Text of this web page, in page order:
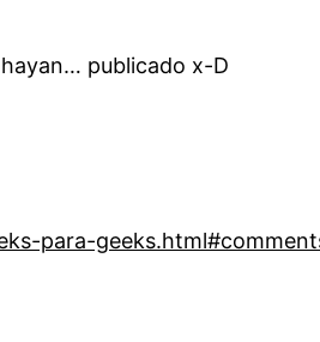
publicado x-D
para-